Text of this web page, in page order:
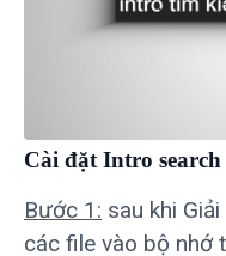
Cài đặt Intro
Bước 1: sau khi
các file vào bộ nhớ